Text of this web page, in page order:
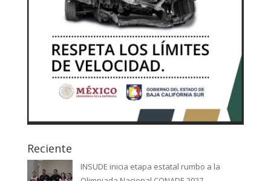
Reciente
INSUDE inicia etapa estatal rumbo a la